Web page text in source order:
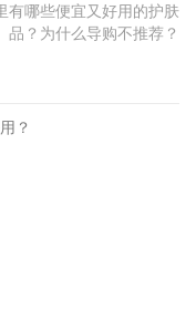
有哪些便宜又好用的护肤
品？为什么导购不推荐？
？